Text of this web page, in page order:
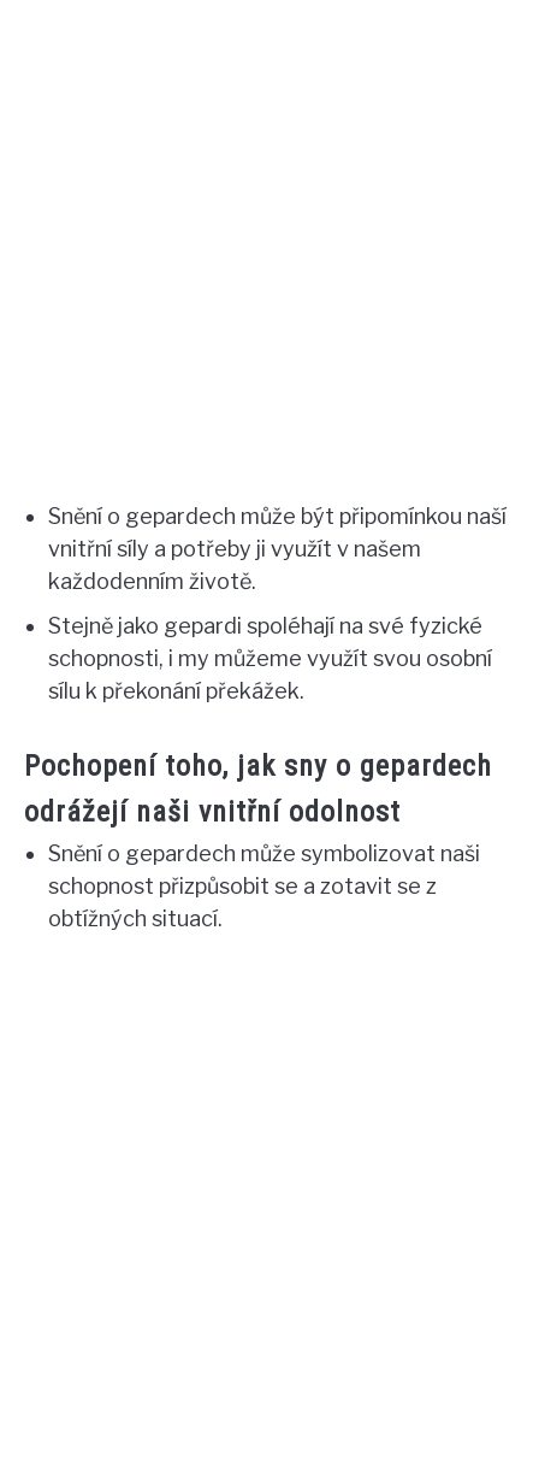
Snění o gepardech může být připomínkou naší
vnitřní síly a potřeby ji využít v našem
každodenním životě.
Stejně jako gepardi spoléhají na své fyzické
schopnosti, i my můžeme využít svou osobní
sílu k překonání překážek.
Pochopení toho, jak sny o gepardech
odrážejí naši vnitřní odolnost
Snění o gepardech může symbolizovat naši
schopnost přizpůsobit se a zotavit se z
obtížných situací.